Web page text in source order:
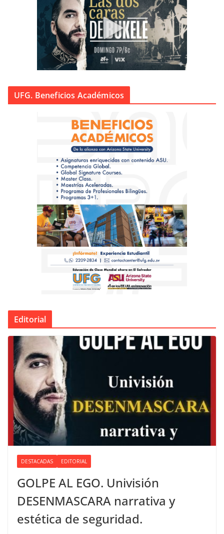
UFG. Beneficios Académicos
Editorial
DESTACADAS EDITORIAL
GOLPE AL EGO. Univisión
DESENMASCARA narrativa y
estética de seguridad.